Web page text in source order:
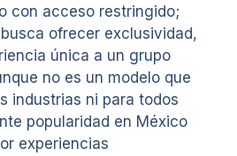
con acceso restringido;
ofrecer exclusividad,
única a un grupo
no es un modelo que
industrias ni para todos
popularidad en México
experiencias